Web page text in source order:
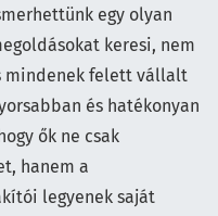
egy olyan
keresi, nem
mindenek felett vállalt
és hatékonyan
ők ne csak
hanem a
legyenek saját